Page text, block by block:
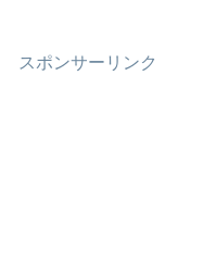
スポンサーリンク